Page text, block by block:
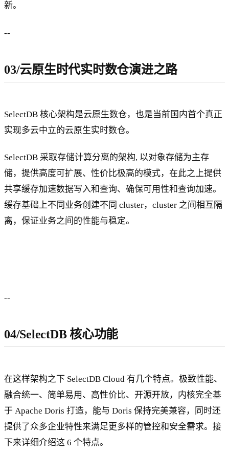
新。
--
03/云原生时代实时数仓演进之路
SelectDB 核心架构是云原生数仓，也是当前国内首个真正
实现多云中立的云原生实时数仓。
SelectDB 采取存储计算分离的架构, 以对象存储为主存
储，提供高度可扩展、性价比极高的模式，在此之上提供
共享缓存加速数据写入和查询、确保可用性和查询加速。
缓存基础上不同业务创建不同 cluster，cluster 之间相互隔
离，保证业务之间的性能与稳定。
--
04/SelectDB 核心功能
在这样架构之下 SelectDB Cloud 有几个特点。极致性能、
融合统一、简单易用、高性价比、开源开放，内核完全基
于 Apache Doris 打造，能与 Doris 保持完美兼容，同时还
提供了众多企业特性来满足更多样的管控和安全需求。接
下来详细介绍这 6 个特点。